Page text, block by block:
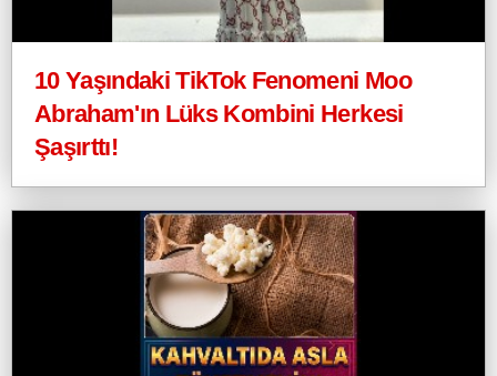
10 Yaşındaki TikTok Fenomeni Moo
Abraham'ın Lüks Kombini Herkesi
Şaşırttı!